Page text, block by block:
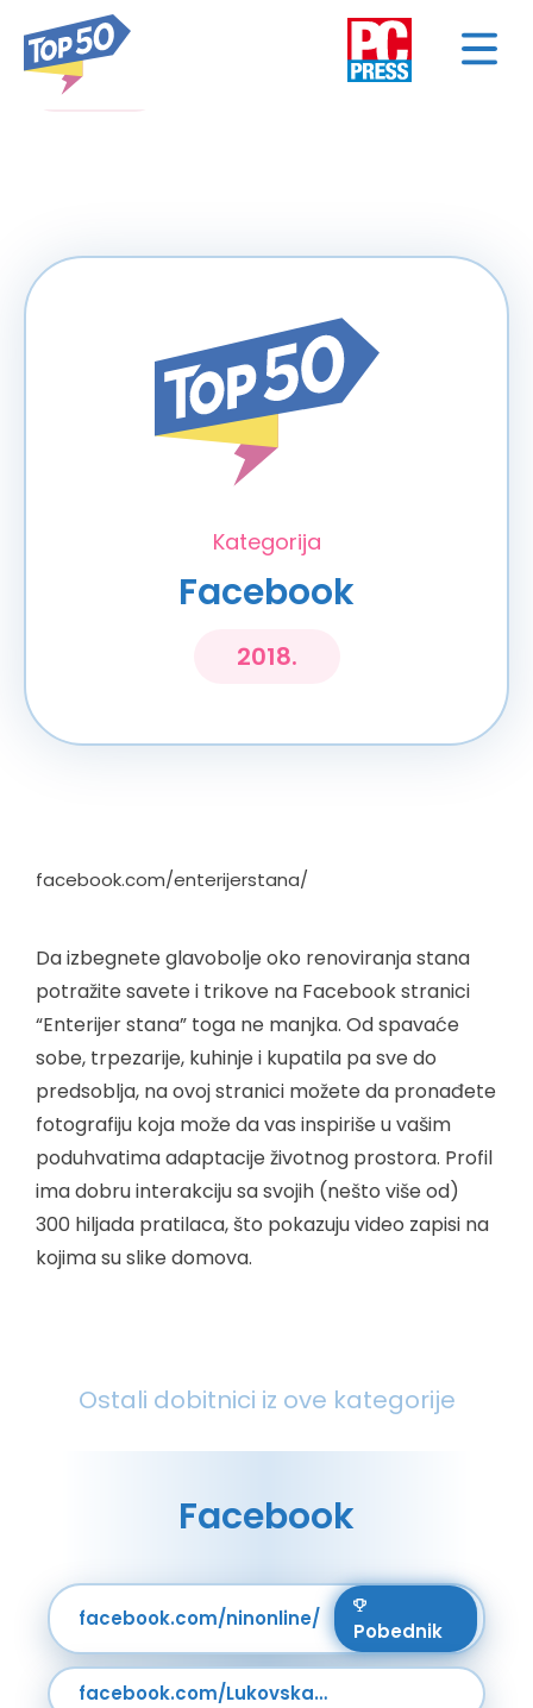
< NAZAD
Kategorija
Facebook
2018.
facebook.com/enterijerstana/
Da izbegnete glavobolje oko renoviranja stana
potražite savete i trikove na Facebook stranici
“Enterijer stana” toga ne manjka. Od spavaće
sobe, trpezarije, kuhinje i kupatila pa sve do
predsoblja, na ovoj stranici možete da pronađete
fotografiju koja može da vas inspiriše u vašim
poduhvatima adaptacije životnog prostora. Profil
ima dobru interakciju sa svojih (nešto više od)
300 hiljada pratilaca, što pokazuju video zapisi na
kojima su slike domova.
Ostali dobitnici iz ove kategorije
Facebook
facebook.com/ninonline/ Pobednik
facebook.com/LukovskaBanja/